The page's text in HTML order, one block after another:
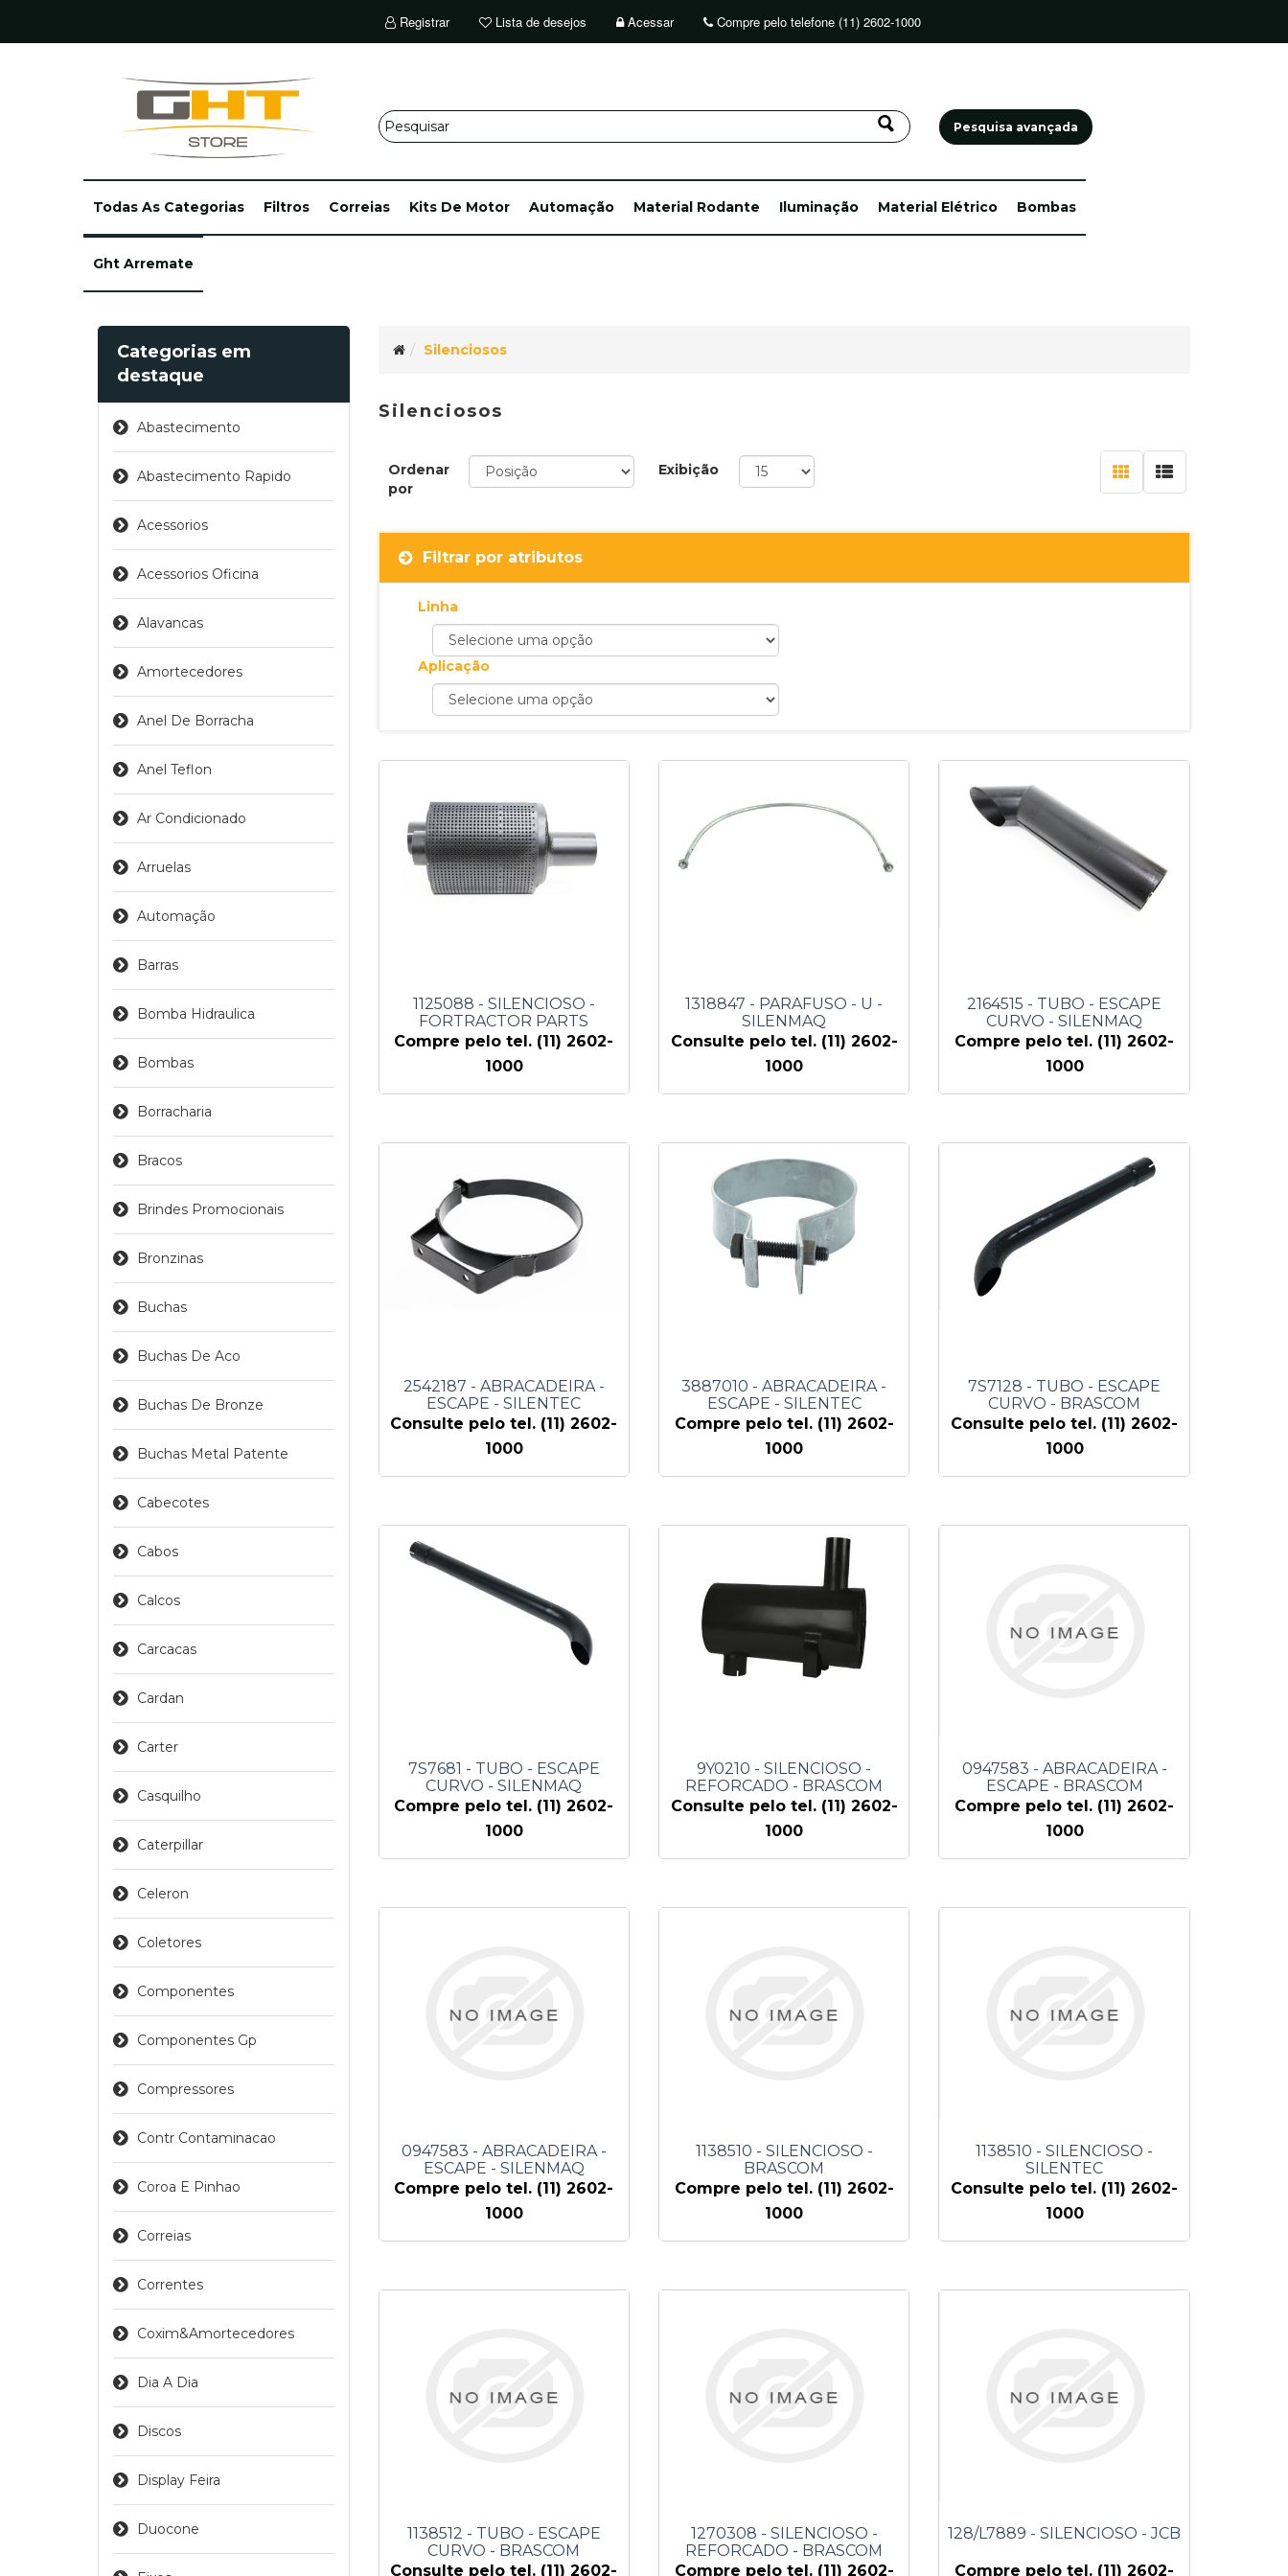
Registrar Lista de desejos Acessar Compre pelo telefone (11) 2602-1000
Pesquisa avançada
Todas As Categorias Filtros Correias Kits De Motor Automação Material Rodante Iluminação Material Elétrico Bombas
Ght Arremate
Categorias em
destaque
Abastecimento
Abastecimento Rapido
Acessorios
Acessorios Oficina
Alavancas
Amortecedores
Anel De Borracha
Anel Teflon
Ar Condicionado
Arruelas
Automação
Barras
Bomba Hidraulica
Bombas
Borracharia
Bracos
Brindes Promocionais
Bronzinas
Buchas
Buchas De Aco
Buchas De Bronze
Buchas Metal Patente
Cabecotes
Cabos
Calcos
Carcacas
Cardan
Carter
Casquilho
Caterpillar
Celeron
Coletores
Componentes
Componentes Gp
Compressores
Contr Contaminacao
Coroa E Pinhao
Correias
Correntes
Coxim&amortecedores
Dia A Dia
Discos
Display Feira
Duocone
Silenciosos
Silenciosos
Ordenar
por
Exibição
Filtrar por atributos
Linha
Aplicação
1125088 - SILENCIOSO -
FORTRACTOR PARTS
Compre pelo tel. (11) 2602-
1000
1318847 - PARAFUSO - U -
SILENMAQ
Consulte pelo tel. (11) 2602-
1000
2164515 - TUBO - ESCAPE
CURVO - SILENMAQ
Compre pelo tel. (11) 2602-
1000
2542187 - ABRACADEIRA -
ESCAPE - SILENTEC
Consulte pelo tel. (11) 2602-
1000
3887010 - ABRACADEIRA -
ESCAPE - SILENTEC
Compre pelo tel. (11) 2602-
1000
7S7128 - TUBO - ESCAPE
CURVO - BRASCOM
Consulte pelo tel. (11) 2602-
1000
7S7681 - TUBO - ESCAPE
CURVO - SILENMAQ
Compre pelo tel. (11) 2602-
1000
9Y0210 - SILENCIOSO -
REFORCADO - BRASCOM
Consulte pelo tel. (11) 2602-
1000
0947583 - ABRACADEIRA -
ESCAPE - BRASCOM
Compre pelo tel. (11) 2602-
1000
0947583 - ABRACADEIRA -
ESCAPE - SILENMAQ
Compre pelo tel. (11) 2602-
1000
1138510 - SILENCIOSO -
BRASCOM
Compre pelo tel. (11) 2602-
1000
1138510 - SILENCIOSO -
SILENTEC
Consulte pelo tel. (11) 2602-
1000
1138512 - TUBO - ESCAPE
CURVO - BRASCOM
Consulte pelo tel. (11) 2602-
1270308 - SILENCIOSO -
REFORCADO - BRASCOM
Compre pelo tel. (11) 2602-
128/L7889 - SILENCIOSO - JCB
Compre pelo tel. (11) 2602-